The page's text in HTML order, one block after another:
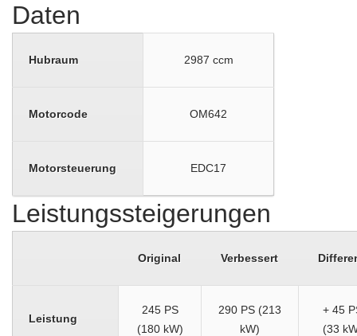
Daten
Hubraum 2987 ccm
Motorcode OM642
Motorsteuerung EDC17
Leistungssteigerungen
Original Verbessert
Leistung
245 PS
(180 kW)
290 PS (213
kW)
+ 45
(33